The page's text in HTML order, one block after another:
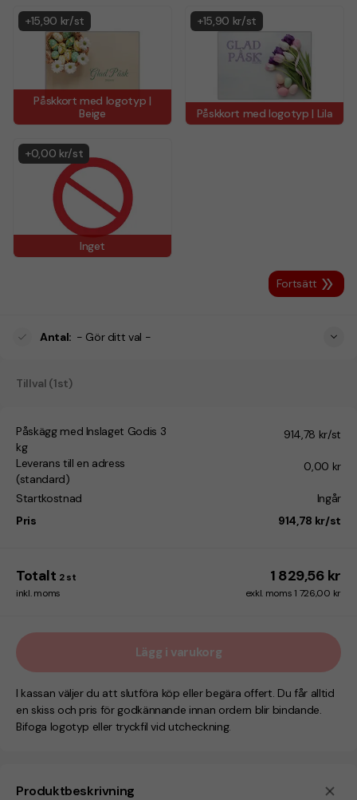
Produktbeskrivning
Påskkort med logotyp |
Beige
+15,90 kr/st
Påskkort med logotyp | Lila
+15,90 kr/st
Inget
+0,00 kr/st
Fortsätt
Antal: - Gör ditt val -
Tillval (1st)
Påskägg med Inslaget Godis 3
kg
914,78 kr/st
Leverans till en adress
(standard)
0,00 kr
Startkostnad
Ingår
Pris
914,78 kr/st
Totalt 2 st 1 829,56 kr
inkl. moms exkl. moms 1 726,00 kr
Lägg i varukorg
I kassan väljer du att slutföra köp eller begära offert. Du får alltid
en skiss och pris för godkännande innan ordern blir bindande.
Bifoga logotyp eller tryckfil vid utcheckning.